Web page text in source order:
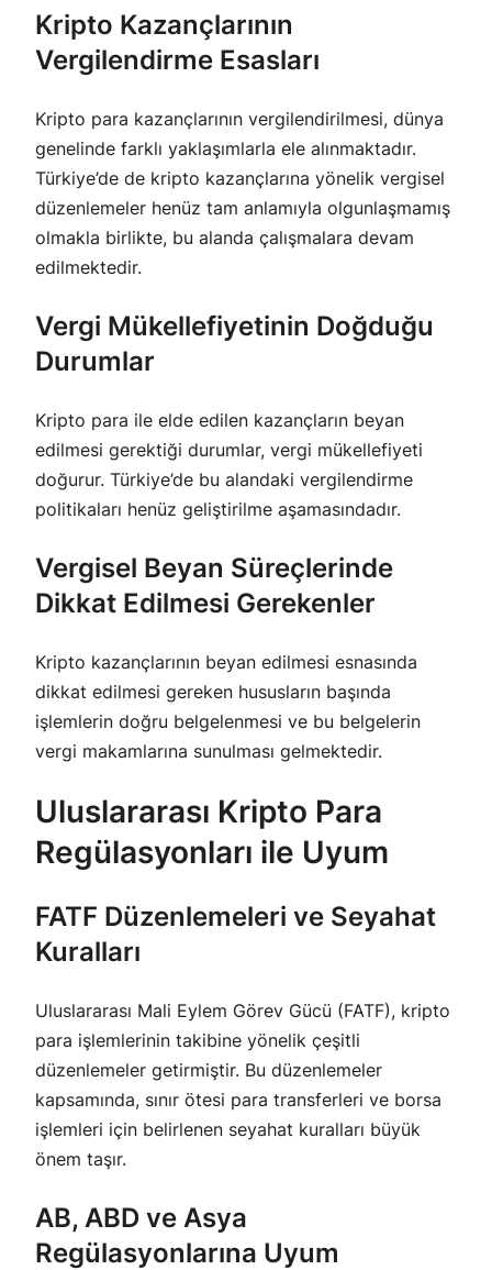
Kripto Kazançlarının
Vergilendirme Esasları
Kripto para kazançlarının vergilendirilmesi, dünya
genelinde farklı yaklaşımlarla ele alınmaktadır.
Türkiye’de de kripto kazançlarına yönelik vergisel
düzenlemeler henüz tam anlamıyla olgunlaşmamış
olmakla birlikte, bu alanda çalışmalara devam
edilmektedir.
Vergi Mükellefiyetinin Doğduğu
Durumlar
Kripto para ile elde edilen kazançların beyan
edilmesi gerektiği durumlar, vergi mükellefiyeti
doğurur. Türkiye’de bu alandaki vergilendirme
politikaları henüz geliştirilme aşamasındadır.
Vergisel Beyan Süreçlerinde
Dikkat Edilmesi Gerekenler
Kripto kazançlarının beyan edilmesi esnasında
dikkat edilmesi gereken hususların başında
işlemlerin doğru belgelenmesi ve bu belgelerin
vergi makamlarına sunulması gelmektedir.
Uluslararası Kripto Para
Regülasyonları ile Uyum
FATF Düzenlemeleri ve Seyahat
Kuralları
Uluslararası Mali Eylem Görev Gücü (FATF), kripto
para işlemlerinin takibine yönelik çeşitli
düzenlemeler getirmiştir. Bu düzenlemeler
kapsamında, sınır ötesi para transferleri ve borsa
işlemleri için belirlenen seyahat kuralları büyük
önem taşır.
AB, ABD ve Asya
Regülasyonlarına Uyum